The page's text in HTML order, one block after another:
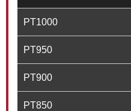
PT1000
PT950
PT900
PT850